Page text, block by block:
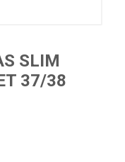
SLIM
37/38